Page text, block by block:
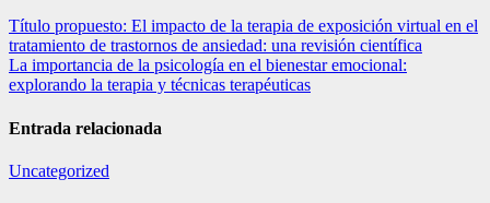
Navegación
de
entradas
Título propuesto: El impacto de la terapia de exposición virtual en el
tratamiento de trastornos de ansiedad: una revisión científica
La importancia de la psicología en el bienestar emocional:
explorando la terapia y técnicas terapéuticas
Entrada relacionada
Uncategorized